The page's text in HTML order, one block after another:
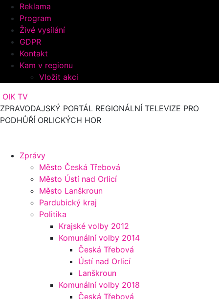
Reklama
Program
Živé vysílání
GDPR
Kontakt
Kam v regionu
Vložit akci
OIK TV
ZPRAVODAJSKÝ PORTÁL REGIONÁLNÍ TELEVIZE PRO
PODHŮŘÍ ORLICKÝCH HOR
Zprávy
Město Česká Třebová
Město Ústí nad Orlicí
Město Lanškroun
Pardubický kraj
Politika
Krajské volby 2012
Komunální volby 2014
Česká Třebová
Ústí nad Orlicí
Lanškroun
Komunální volby 2018
Česká Třebová